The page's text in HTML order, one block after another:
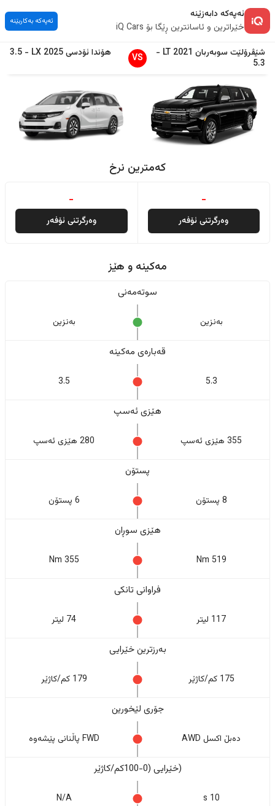
ئەپەکە دابەزێنە
خێراترین و ئاسانترین ڕێگا بۆ iQ Cars
ئەپەکە بەکاربێنە
شێڤرۆلێت سوبەربان 2021
LT
-
5.3
VS هۆندا ئۆدسی2025
LX
-
3.5
کەمترین نرخ
-
وەرگرتنی ئۆفەر
-
وەرگرتنی ئۆفەر
مەکینە و هێز
سوتەمەنی
بەنزین بەنزین
قەبارەی مەکینە
5.3
3.5
هێزی ئەسپ
355 هێزی ئەسپ 280 هێزی ئەسپ
پستۆن
8 پستۆن 6 پستۆن
هێزی سوڕان
519 Nm
355 Nm
فراوانی تانکی
117 لیتر 74 لیتر
بەرزترین خێرایی
175 کم/کاژێر 179 کم/کاژێر
جۆری لێخورین
دەبڵ اکسل AWD FWD پاڵنانی پێشەوە
(خێرایی (0-100کم/کاژێر
10 s
N/A